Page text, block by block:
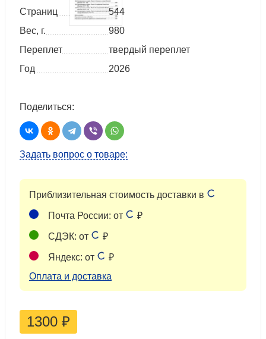
Страниц
544
Вес, г.
980
Переплет
твердый переплет
Год
2026
Поделиться:
Задать вопрос о товаре:
Приблизительная стоимость доставки в
Почта России: от ₽
СДЭК: от ₽
Яндекс: от
₽
Оплата и доставка
1300 ₽